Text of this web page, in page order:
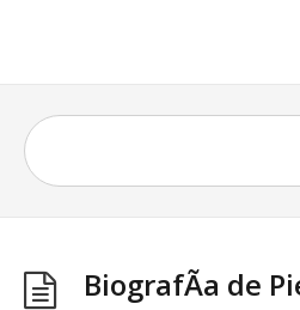
BiografÃ­a de